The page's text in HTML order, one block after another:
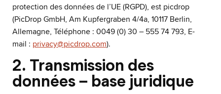
protection des données de l’UE (RGPD), est picdrop
(PicDrop GmbH, Am Kupfergraben 4/4a, 10117 Berlin,
Allemagne, Téléphone : 0049 (0) 30 – 555 74 793, E-
mail : privacy@picdrop.com).
2. Transmission des
données – base juridique